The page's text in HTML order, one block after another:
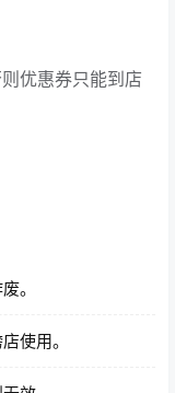
优惠券只能到店
。
使用。